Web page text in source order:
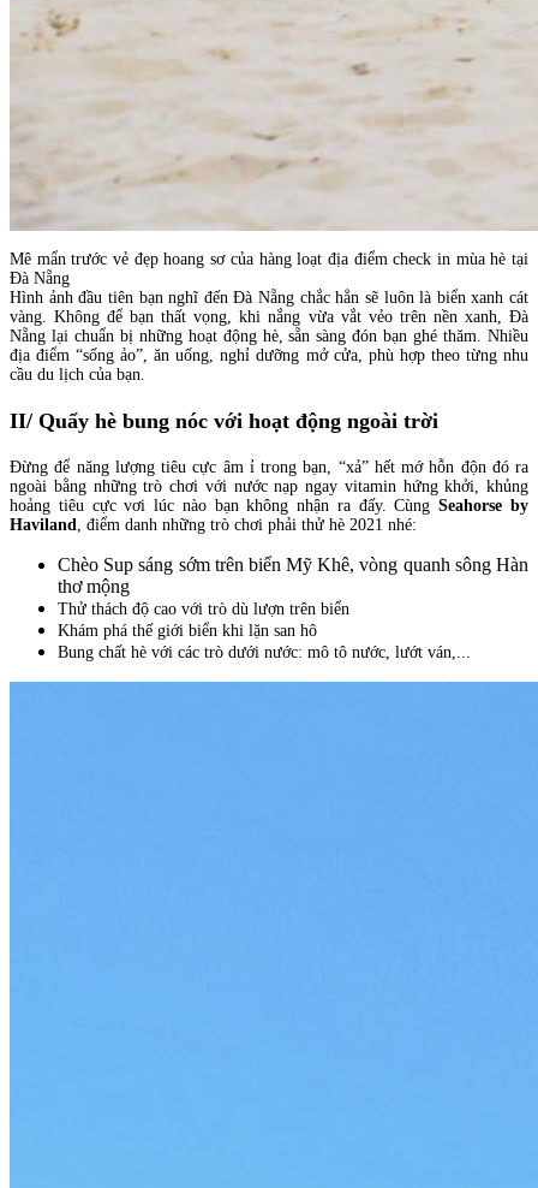
Mê mẩn trước vẻ đẹp hoang sơ của hàng loạt địa điểm check in mùa hè tại
Đà Nẵng
Hình ảnh đầu tiên bạn nghĩ đến Đà Nẵng chắc hẳn sẽ luôn là biển xanh cát
vàng. Không để bạn thất vọng, khi nắng vừa vắt vẻo trên nền xanh, Đà
Nẵng lại chuẩn bị những hoạt động hè, sẵn sàng đón bạn ghé thăm. Nhiều
địa điểm “sống ảo”, ăn uống, nghỉ dưỡng mở cửa, phù hợp theo từng nhu
cầu du lịch của bạn.
II/ Quẩy hè bung nóc với hoạt động ngoài trời
Đừng để năng lượng tiêu cực âm ỉ trong bạn, “xả” hết mớ hỗn độn đó ra
ngoài bằng những trò chơi với nước nạp ngay vitamin hứng khởi, khủng
hoảng tiêu cực vơi lúc nào bạn không nhận ra đấy. CùngSeahorse by
Haviland
, điểm danh những trò chơi phải thử hè 2021 nhé:
Chèo Sup sáng sớm trên biển Mỹ Khê, vòng quanh sông Hàn
thơ mộng
Thử thách độ cao với trò dù lượn trên biển
Khám phá thế giới biển khi lặn san hô
Bung chất hè với các trò dưới nước: mô tô nước, lướt ván,...